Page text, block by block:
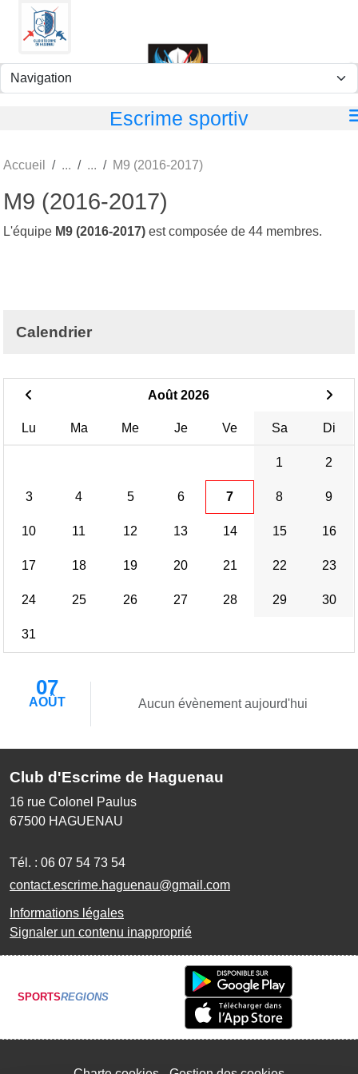
Escrime sportiv
Accueil M9 (2016-2017)
M9 (2016-2017)
L'équipe M9 (2016-2017) est composée de 44 membres.
Calendrier
Août 2026
Lu Ma Me Je Ve Sa Di
1 2
3 4 5 6 7 8 9
10 11 12 13 14 15 16
17 18 19 20 21 22 23
24 25 26 27 28 29 30
31
07
AOÛT Aucun évènement aujourd'hui
Club d'Escrime de Haguenau
16 rue Colonel Paulus
67500 HAGUENAU
Tél. : 06 07 54 73 54
contact.escrime.haguenau@gmail.com
Informations légales
Signaler un contenu inapproprié
SPORTSREGIONS
Panneau de gestion des cookies